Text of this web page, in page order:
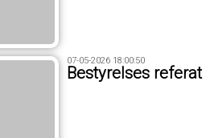
07-05-2026 18:00:50
Bestyrelses